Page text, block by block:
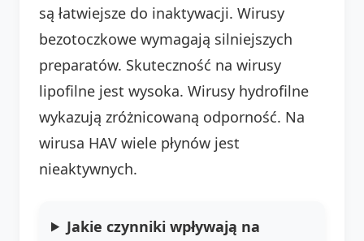
są łatwiejsze do inaktywacji. Wirusy
bezotoczkowe wymagają silniejszych
preparatów. Skuteczność na wirusy
lipofilne jest wysoka. Wirusy hydrofilne
wykazują zróżnicowaną odporność. Na
wirusa HAV wiele płynów jest
nieaktywnych.
Jakie czynniki wpływają na